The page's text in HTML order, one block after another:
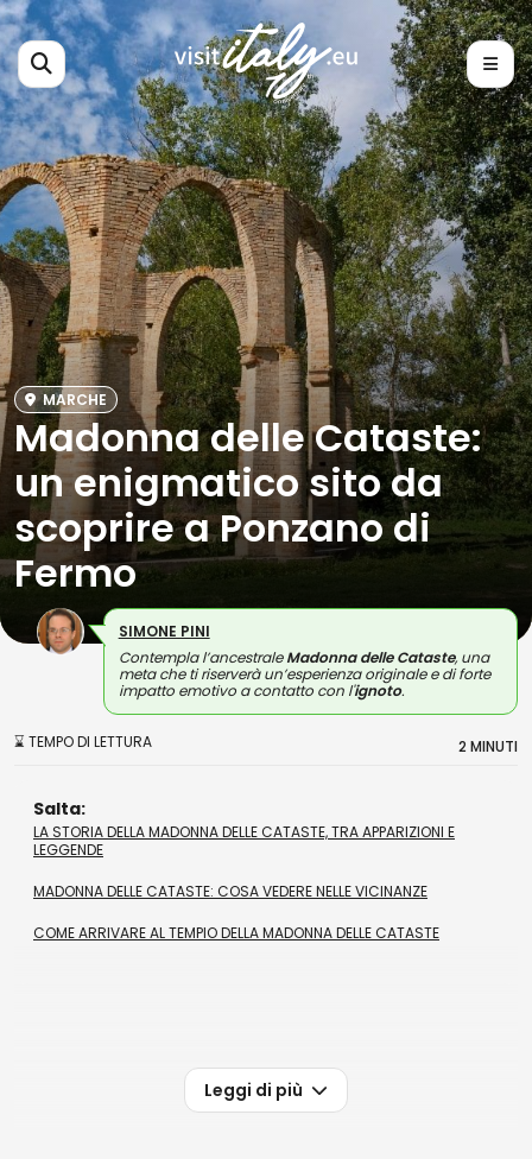
MARCHE
Madonna delle Cataste:
un enigmatico sito da
scoprire a Ponzano di
Fermo
SIMONE PINI
Contempla l’ancestraleMadonna delle Cataste, una
meta che ti riserverà un’esperienza originale e di forte
impatto emotivo a contatto con l'ignoto.
⌛ TEMPO DI LETTURA 2 MINUTI
Salta:
LA STORIA DELLA MADONNA DELLE CATASTE, TRA APPARIZIONI E
LEGGENDE
MADONNA DELLE CATASTE: COSA VEDERE NELLE VICINANZE
COME ARRIVARE AL TEMPIO DELLA MADONNA DELLE CATASTE
Leggi di più